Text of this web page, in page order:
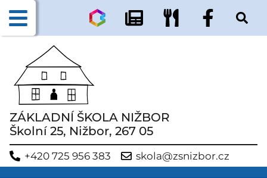
ZÁKLADNÍ ŠKOLA NIŽBOR
Školní 25, Nižbor, 267 05
+420 725 956 383 skola@zsnizbor.cz